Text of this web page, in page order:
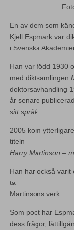
En av dem som
Kjell Espmark var
i Svenska
Han var född 1930
med diktsamlingen
doktorsavhandling
år senare
sitt språk
2005 kom
titeln
Harry Martinson –
Han har också varit
ta
Martinsons verk.
Som poet har
dess frågor,